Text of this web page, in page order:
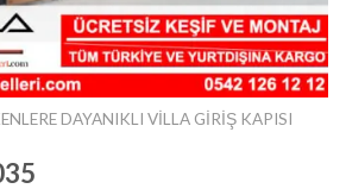
DAYANIKLI VILLA GIRIŞ KAPISI